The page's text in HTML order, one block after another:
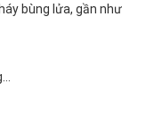
bùng lửa, gần như